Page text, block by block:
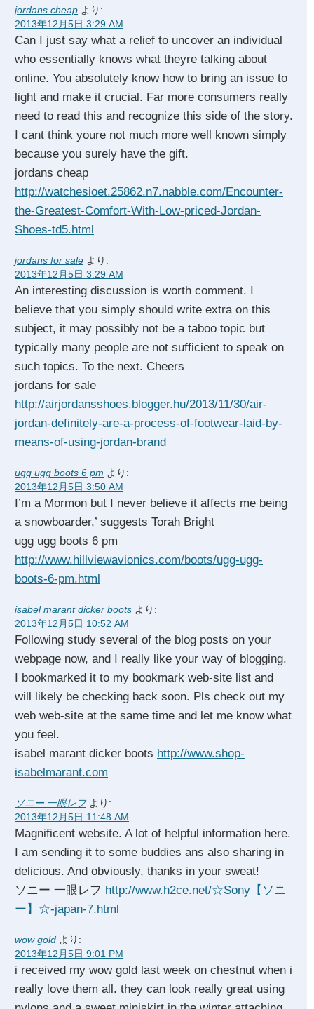
jordans cheap より:
2013年12月5日 3:29 AM
Can I just say what a relief to uncover an individual
who essentially knows what theyre talking about
online. You absolutely know how to bring an issue to
light and make it crucial. Far more consumers really
need to read this and recognize this side of the story.
I cant think youre not much more well known simply
because you surely have the gift.
jordans cheap
http://watchesioet.25862.n7.nabble.com/Encounter-
the-Greatest-Comfort-With-Low-priced-Jordan-
Shoes-td5.html
jordans for sale より:
2013年12月5日 3:29 AM
An interesting discussion is worth comment. I
believe that you simply should write extra on this
subject, it may possibly not be a taboo topic but
typically many people are not sufficient to speak on
such topics. To the next. Cheers
jordans for sale
http://airjordansshoes.blogger.hu/2013/11/30/air-
jordan-definitely-are-a-process-of-footwear-laid-by-
means-of-using-jordan-brand
ugg ugg boots 6 pm より:
2013年12月5日 3:50 AM
I’m a Mormon but I never believe it affects me being
a snowboarder,’ suggests Torah Bright
ugg ugg boots 6 pm
http://www.hillviewavionics.com/boots/ugg-ugg-
boots-6-pm.html
isabel marant dicker boots より:
2013年12月5日 10:52 AM
Following study several of the blog posts on your
webpage now, and I really like your way of blogging.
I bookmarked it to my bookmark web-site list and
will likely be checking back soon. Pls check out my
web web-site at the same time and let me know what
you feel.
isabel marant dicker boots http://www.shop-
isabelmarant.com
ソニー 一眼レフ より:
2013年12月5日 11:48 AM
Magnificent website. A lot of helpful information here.
I am sending it to some buddies ans also sharing in
delicious. And obviously, thanks in your sweat!
ソニー 一眼レフ http://www.h2ce.net/☆Sony【ソニ
ー】☆-japan-7.html
wow gold より:
2013年12月5日 9:01 PM
i received my wow gold last week on chestnut when i
really love them all. they can look really great using